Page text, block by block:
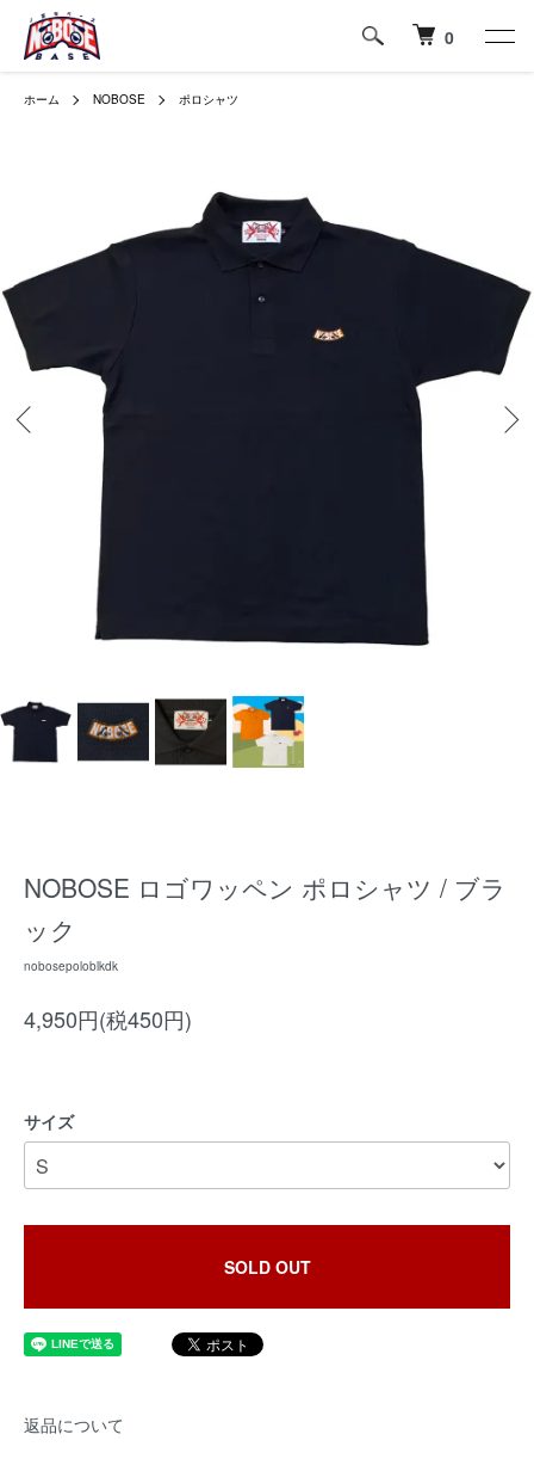
0
ホーム NOBOSE ポロシャツ
NOBOSE ロゴワッペン ポロシャツ / ブラ
ック
nobosepoloblkdk
4,950円(税450円)
サイズ
SOLD OUT
返品について